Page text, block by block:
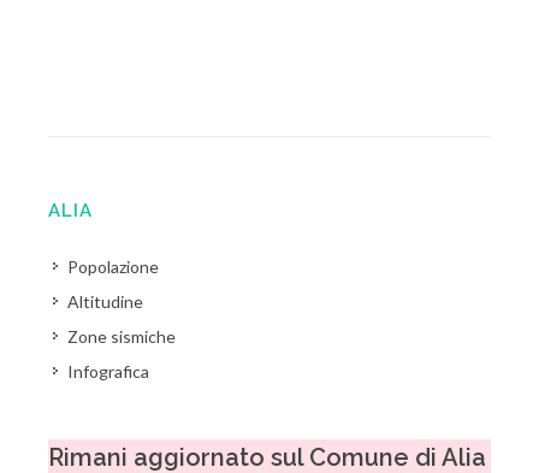
ALIA
Popolazione
Altitudine
Zone sismiche
Infografica
Rimani aggiornato sul Comune di Alia